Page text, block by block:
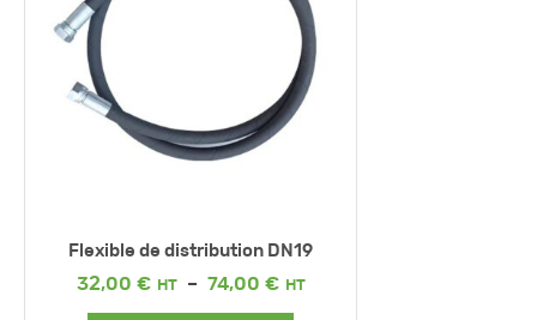
Flexible de distribution DN19
32,00 € – 74,00 €
Plage